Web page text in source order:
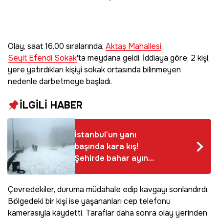
Olay, saat 16.00 sıralarında, Aktaş Mahallesi
Seyit Efendi Sokak'ta meydana geldi. İddiaya göre; 2 kişi,
yere yatırdıkları kişiyi sokak ortasında bilinmeyen
nedenle darbetmeye başladı.
İLGİLİ HABER
İstanbul’un yanı
başında kara kış!
Şehirde bahar ayında
kar kalınlığı 12
Çevredekiler, duruma müdahale edip kavgayı sonlandırdı.
Bölgedeki bir kişi ise yaşananları cep telefonu
kamerasıyla kaydetti. Taraflar daha sonra olay yerinden